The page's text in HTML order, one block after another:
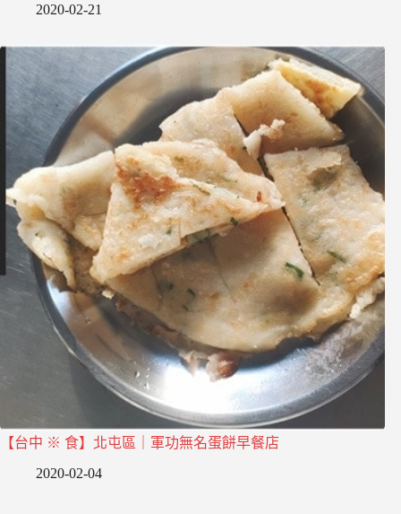
2020-02-21
【台中 ※ 食】北屯區｜軍功無名蛋餅早餐店
2020-02-04